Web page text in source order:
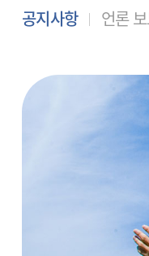
공지사항 언론